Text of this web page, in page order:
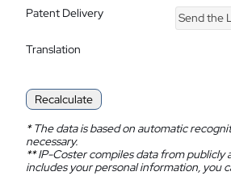
Patent Delivery Send the
Translation
Recalculate
*The data is based on automatic
necessary.
**IP-Coster compiles data from publicly
includes your personal information, you